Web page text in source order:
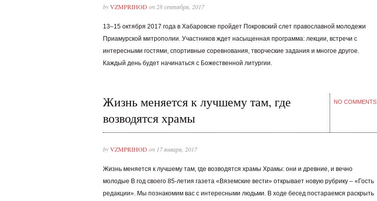
byVZMPRIHODon 28 сентября, 2017
13–15 октября 2017 года в Хабаровске пройдет Покровский слет православной молодежи
Приамурской митрополии. Участников ждет насыщенная программа: лекции, встречи с
интересными гостями, спортивные соревнования, творческие задания и многое другое.
Каждый день будет начинаться с Божественной литургии.
Жизнь меняется к лучшему там, где
возводятся храмы
NO COMMENTS
byVZMPRIHODon 17 января, 2017
Жизнь меняется к лучшему там, где возводятся храмы Храмы: они и древние, и вечно
молодые В год своего 85-летия газета «Вяземские вести» открывает новую рубрику – «Гость
редакции». Мы познакомим вас с интересными людьми. В ходе бесед постараемся раскрыть